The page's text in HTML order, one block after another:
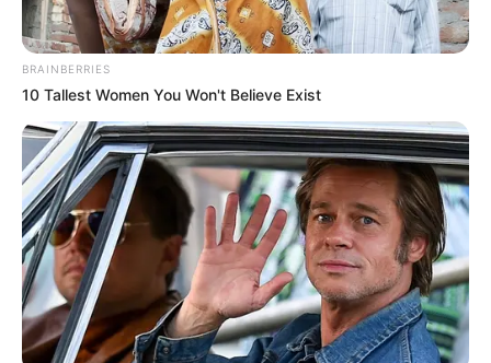
BRAINBERRIES
10 Tallest Women You Won't Believe Exist